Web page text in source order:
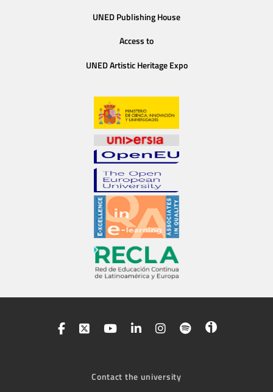
UNED Publishing House
Access to
UNED Artistic Heritage Expo
Contact the university